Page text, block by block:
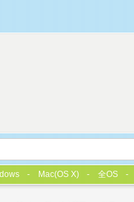
Mac(OS X) 全OS